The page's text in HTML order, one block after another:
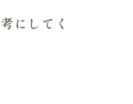
にしてく